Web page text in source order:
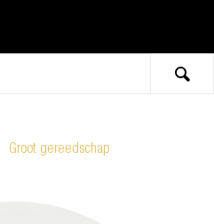
Groot gereedschap
Sluit venster